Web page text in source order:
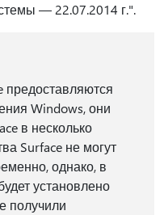
— 22.07.2014 г.".
предоставляются
Windows, они
в несколько
Surface не могут
однако, в
установлено
получили